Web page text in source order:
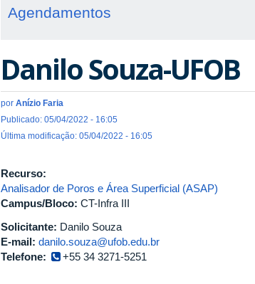
Agendamentos
Danilo Souza-UFOB
por Anízio Faria
Publicado: 05/04/2022 - 16:05
Última modificação: 05/04/2022 - 16:05
Recurso:
Analisador de Poros e Área Superficial (ASAP)
Campus/Bloco: CT-Infra III
Solicitante: Danilo Souza
E-mail: danilo.souza@ufob.edu.br
Telefone:
+55 34 3271-5251